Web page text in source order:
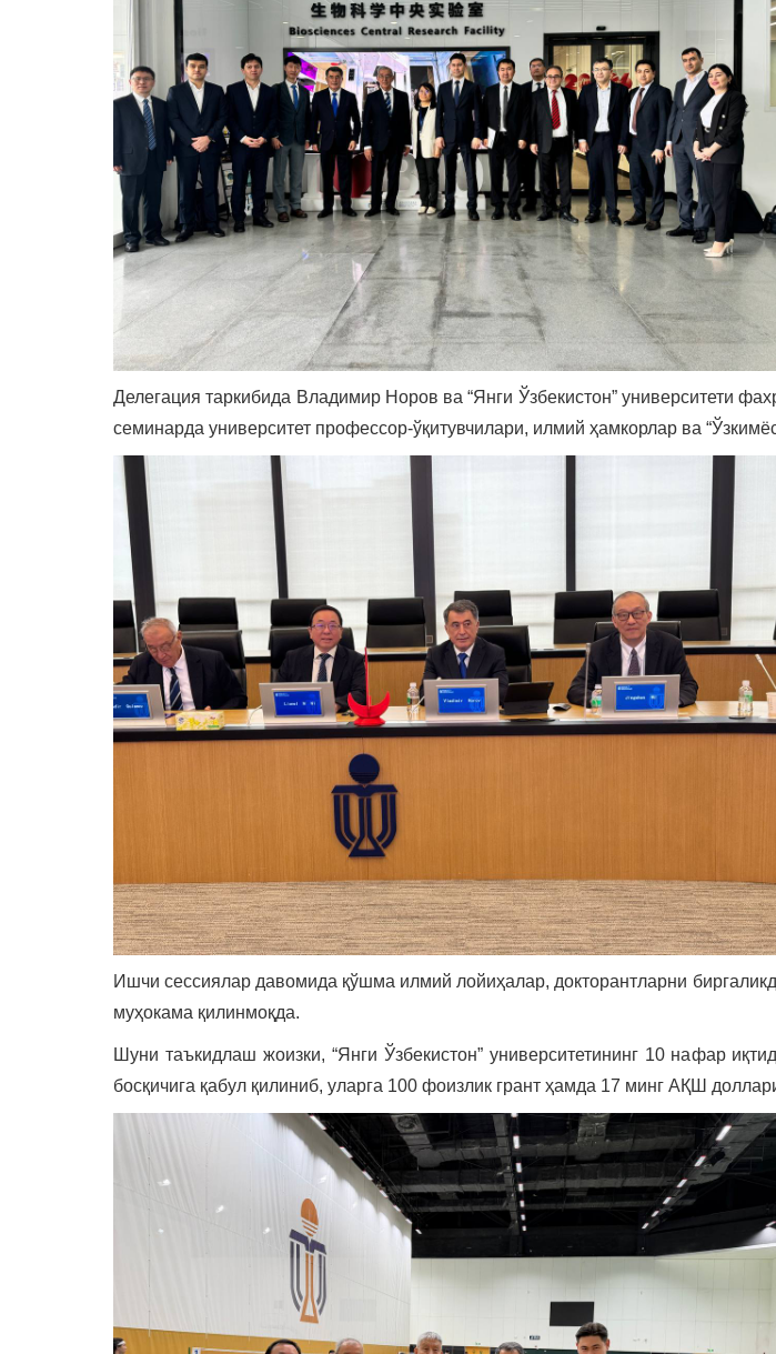
Делегация таркибида Владимир Норов ва “Янги Ўзбекистон” университети
семинарда университет профессор-ўқитувчилари, илмий ҳамкорлар ва
Ишчи сессиялар давомида қўшма илмий лойиҳалар, докторантларни
муҳокама қилинмоқда.
Шуни таъкидлаш жоизки, “Янги Ўзбекистон” университетининг 10 нафар
босқичига қабул қилиниб, уларга 100 фоизлик грант ҳамда 17 минг АҚШ